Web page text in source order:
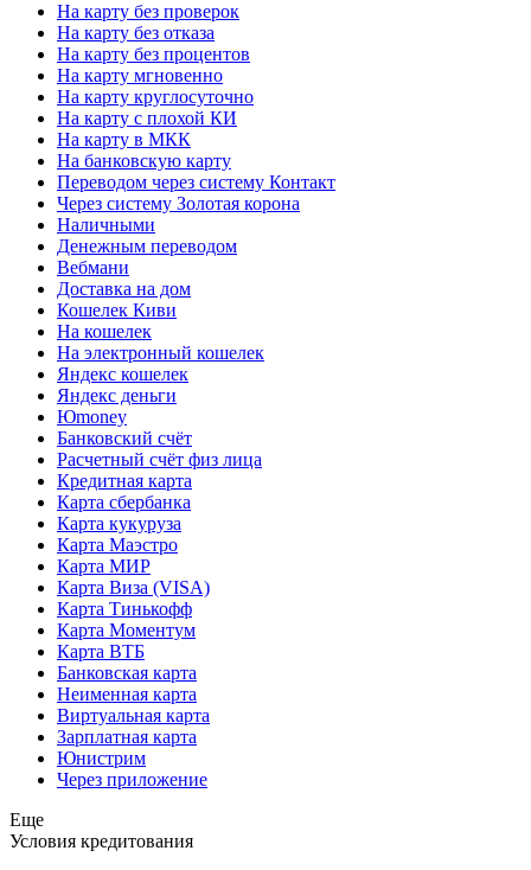
На карту без проверок
На карту без отказа
На карту без процентов
На карту мгновенно
На карту круглосуточно
На карту с плохой КИ
На карту в МКК
На банковскую карту
Переводом через систему Контакт
Через систему Золотая корона
Наличными
Денежным переводом
Вебмани
Доставка на дом
Кошелек Киви
На кошелек
На электронный кошелек
Яндекс кошелек
Яндекс деньги
Юmoney
Банковский счёт
Расчетный счёт физ лица
Кредитная карта
Карта сбербанка
Карта кукуруза
Карта Маэстро
Карта МИР
Карта Виза (VISA)
Карта Тинькофф
Карта Моментум
Карта ВТБ
Банковская карта
Неименная карта
Виртуальная карта
Зарплатная карта
Юнистрим
Через приложение
Еще
Условия кредитования